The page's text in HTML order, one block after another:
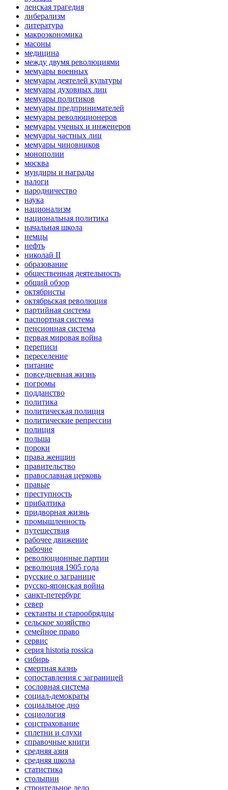
ленская трагедия
либерализм
литература
макроэкономика
масоны
медицина
между двумя революциями
мемуары военных
мемуары деятелей культуры
мемуары духовных лиц
мемуары политиков
мемуары предпринимателей
мемуары революционеров
мемуары ученых и инженеров
мемуары частных лиц
мемуары чиновников
монополии
москва
мундиры и награды
налоги
народничество
наука
национализм
национальная политика
начальная школа
немцы
нефть
николай II
образование
общественная деятельность
общий обзор
октябристы
октябрьская революция
партийная система
паспортная система
пенсионная система
первая мировая война
переписи
переселение
питание
повседневная жизнь
погромы
подданство
политика
политическая полиция
политические репрессии
полиция
польша
пороки
права женщин
правительство
православная церковь
правые
преступность
прибалтика
придворная жизнь
промышленность
путешествия
рабочее движение
рабочие
революционные партии
революция 1905 года
русские о загранице
русско-японская война
санкт-петербург
север
сектанты и старообрядцы
сельское хозяйство
семейное право
сервис
серия historia rossica
сибирь
смертная казнь
сопоставления с заграницей
сословная система
социал-демократы
социальное дно
социология
соцстрахование
сплетни и слухи
справочные книги
средняя азия
средняя школа
статистика
столыпин
строительное дело